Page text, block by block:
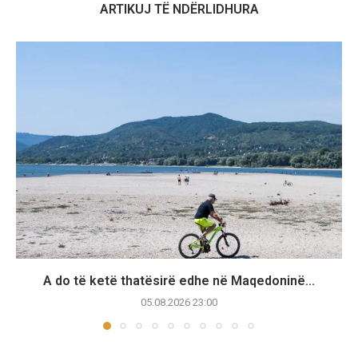
ARTIKUJ TË NDËRLIDHURA
A do të ketë thatësirë edhe në Maqedoninë...
05.08.2026 23:00